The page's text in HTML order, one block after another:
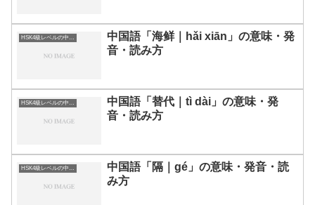
HSK4級レベルの中国語
中国語「海鲜｜hǎi xiān」の意味・発
音・読み方
HSK4級レベルの中国語
中国語「替代｜tì dài」の意味・発
音・読み方
HSK4級レベルの中国語
中国語「隔｜gé」の意味・発音・読
み方